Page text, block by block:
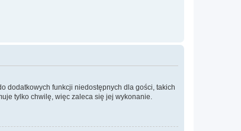
dodatkowych funkcji niedostępnych dla gości, takich
tylko chwilę, więc zaleca się jej wykonanie.